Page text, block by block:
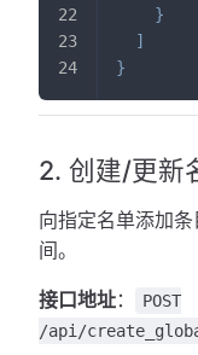
}
]
}
2. 创建/更新
向指定名单添加
间。
接口地址：
POST
/api/